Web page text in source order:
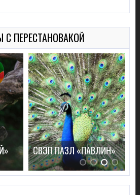
С ПЕРЕСТАНОВАКОЙ
СВЭП ПАЗЛ «ПАВЛИН»